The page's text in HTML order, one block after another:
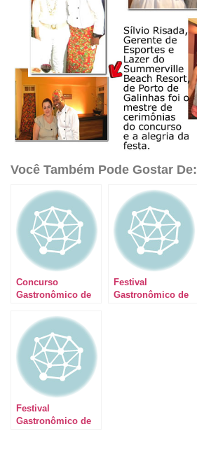
Você Também Pode Gostar De:
Concurso
Gastronômico de
Primeiro dia,
última parte
Festival
Gastronômico de
Festival
Gastronômico de